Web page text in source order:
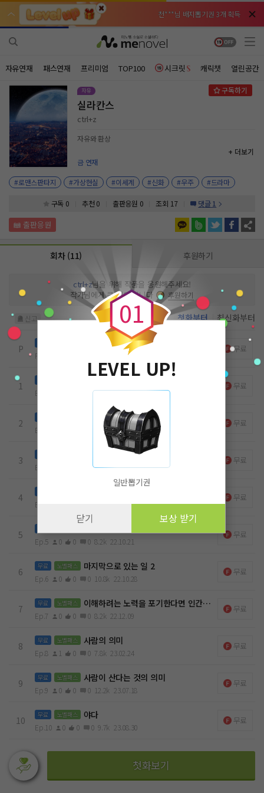
천***님 배지뽑기권 3개 획득
천***님 배지뽑기권 3개 획득
메**님 체험권 3일 획득
메**님 체험권 3일 획득
주**님 일반뽑기권 2개 획득
주**님 일반뽑기권 2개 획득
갈***님 후원10코인 획득
갈***님 후원10코인 획득
인*님 레어뽑기권 1개 획득
인*님 레어뽑기권 1개 획득
자유연재 패스연재 프리미엄 TOP100 시크릿 캐릭챗 열린공간
실라칸스
ctrl+z
금 연재
자유와 환상
+ 더보기
#로맨스판타지 #가상현실 #이세계 #신화 #우주 #드라마
구독 0 추천 0 출판응원 0 조회 17 댓글 1
회차 (11) 후원하기
ctrl+z님을 위해 작품을 응원해주세요!
작가님에게 큰 힘이 됩니다
후원하기
신고 첫화부터 최신화부터
P 실라칸스 프롤로그
Prologue 22.07.15
무료
1 바다향기
Ep.1 14.6k 22.08.19
무료
2 그녀와 나는 0에 가깝다.
Ep.2 10.3k 22.09.02
무료
3 처음 있는 일
Ep.3 6.4k 22.09.30
무료
4
Ep.4 22.10.07
무료
5
Ep.5 0 0 0 8.2k 22.10.21
무료
6
무료 노벨패스 마지막으로 있는 일 2
Ep.6 0 0 0 10.8k 22.10.28
무료
7
무료 노벨패스 이해하려는 노력을 포기한다면 인간은 존재할 가치가 없다.
Ep.7 0 0 0 8.2k 22.12.09
무료
8
무료 노벨패스 사람의 의미
Ep.8 1 0 0 7.8k 23.02.24
무료
9
무료 노벨패스 사람이 산다는 것의 의미
Ep.9 0 0 0 12.2k 23.07.18
무료
10
무료 노벨패스 야다
Ep.10 0 0 0 9.7k 23.08.30
무료
첫화보기
0
0
1
LEVEL UP!
일반뽑기권
닫기 보상 받기